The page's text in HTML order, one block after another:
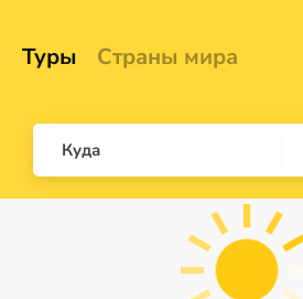
Туры Страны мира
Куда